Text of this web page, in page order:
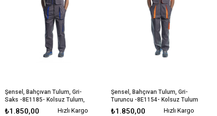
Şensel, Bahçıvan Tulum, Gri-
Saks -8E1185- Kolsuz Tulum,
Salopet
₺1.850,00 Hızlı Kargo
Şensel, Bahçıvan Tulum, Gri-
Turuncu -8E1154- Kolsuz Tulum
₺1.850,00 Hızlı Kargo